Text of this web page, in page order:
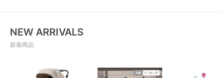
NEW ARRIVALS
新着商品